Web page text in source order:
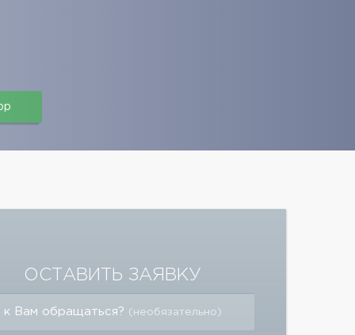
ОСТАВИТЬ ЗАЯВКУ
к Вам обращаться? (необязательно)